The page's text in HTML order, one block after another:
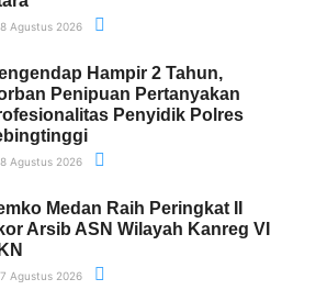
8 Agustus 2026
Hampir 2 Tahun,
Penipuan Pertanyakan
Penyidik Polres
8 Agustus 2026
Medan Raih Peringkat II
Arsib ASN Wilayah Kanreg VI
7 Agustus 2026